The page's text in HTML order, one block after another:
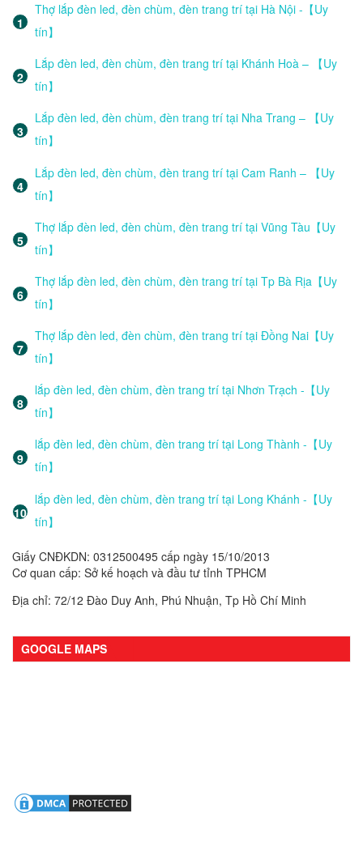
Thợ lắp đèn led, đèn chùm, đèn trang trí tại Hà Nội -【Uy
tín】
Lắp đèn led, đèn chùm, đèn trang trí tại Khánh Hoà – 【Uy
tín】
Lắp đèn led, đèn chùm, đèn trang trí tại Nha Trang – 【Uy
tín】
Lắp đèn led, đèn chùm, đèn trang trí tại Cam Ranh – 【Uy
tín】
Thợ lắp đèn led, đèn chùm, đèn trang trí tại Vũng Tàu【Uy
tín】
Thợ lắp đèn led, đèn chùm, đèn trang trí tại Tp Bà Rịa【Uy
tín】
Thợ lắp đèn led, đèn chùm, đèn trang trí tại Đồng Nai【Uy
tín】
lắp đèn led, đèn chùm, đèn trang trí tại Nhơn Trạch -【Uy
tín】
lắp đèn led, đèn chùm, đèn trang trí tại Long Thành -【Uy
tín】
lắp đèn led, đèn chùm, đèn trang trí tại Long Khánh -【Uy
tín】
Giấy CNĐKDN: 0312500495 cấp ngày 15/10/2013
Cơ quan cấp: Sở kế hoạch và đầu tư tỉnh TPHCM
Địa chỉ: 72/12 Đào Duy Anh, Phú Nhuận, Tp Hồ Chí Minh
GOOGLE MAPS